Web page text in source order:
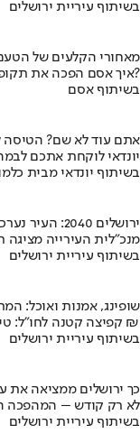
בשיתוף עיריית ירושלים
מאחורי הקלעים של
איך אסם הפכה את תקופת הצנע והמחסור הקשה של שנות ה-40 למותג לאומי?
בשיתוף אסם
אתם עוד לא שם? הטיסה
יונדאי לוקחת אתכם
בשיתוף יונדאי מבית
ירושלים 2040: העיר נערכת ל- 1.5 מליון תושבים
מנכ"לית העירייה
בשיתוף עיריית ירושלים
שופינג, אמנות ואוכל:
קפיצה קטנה לחו"ל: טיילת חדשה, מיצגי אמנות, וכיכרות משופצות בהשקעה של 100 מיליון ₪
בשיתוף עיריית ירושלים
כך ירושלים ממציאה את
לא רק קודש – המהפכה
בשיתוף עיריית ירושלים